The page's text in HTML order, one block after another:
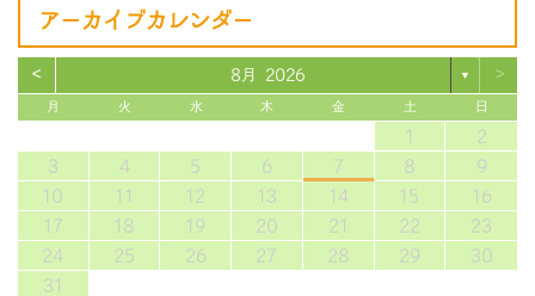
アーカイブカレンダー
< 8月 2026 ▼ >
月 火 水 木 金 土 日
1
2
3
4 5 6 7 8
9
10
11 12 13 14 15
16
17
18 19 20 21 22
23
24
25 26 27 28 29
30
31